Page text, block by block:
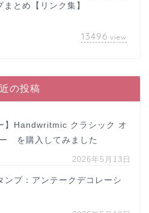
まとめ【リンク集】
13496 view
の投稿
】Handwritmic クラシック オ
を購入してみました
2026年5月13日
ンプ：アンテークデコレーシ